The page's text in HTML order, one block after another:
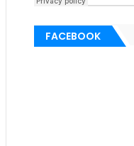
FACEBOOK